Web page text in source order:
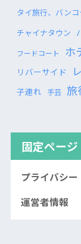
タイ旅行、バン
チャイナタウン
フードコート ホ
リバーサイド
子連れ 手芸 旅
固定ページ
プライバシ
運営者情報